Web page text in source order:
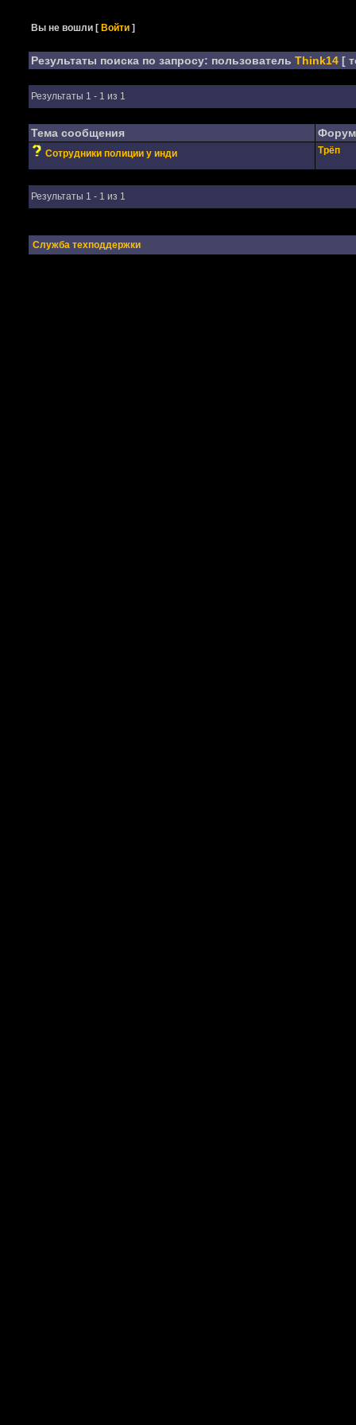
Вы не вошли [Войти ]
Результаты поиска по запросу: пользователь Think14[
Результаты 1 - 1 из 1
Тема сообщения Форум
Сотрудники полиции у инди Трёп
Результаты 1 - 1 из 1
Служба техподдержки